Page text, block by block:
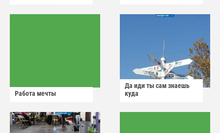
Работа мечты
Да иди ты сам знаешь
куда